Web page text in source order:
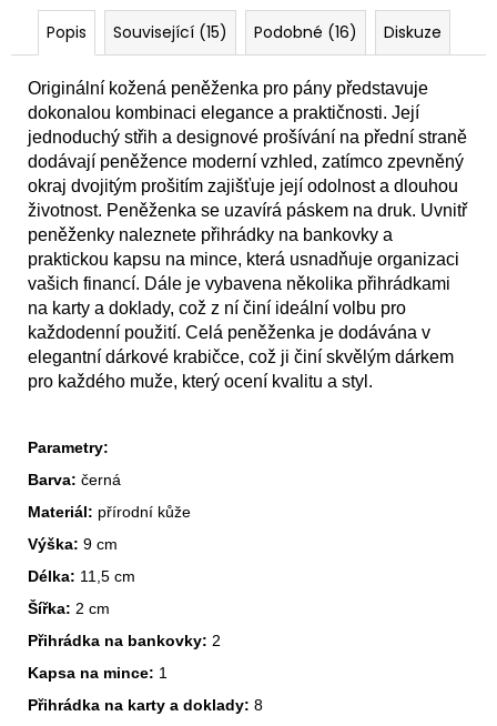
Popis Související (15) Podobné (16) Diskuze
Originální kožená peněženka pro pány představuje
dokonalou kombinaci elegance a praktičnosti. Její
jednoduchý střih a designové prošívání na přední straně
dodávají peněžence moderní vzhled, zatímco zpevněný
okraj dvojitým prošitím zajišťuje její odolnost a dlouhou
životnost. Peněženka se uzavírá páskem na druk. Uvnitř
peněženky naleznete přihrádky na bankovky a
praktickou kapsu na mince, která usnadňuje organizaci
vašich financí. Dále je vybavena několika přihrádkami
na karty a doklady, což z ní činí ideální volbu pro
každodenní použití. Celá peněženka je dodávána v
elegantní dárkové krabičce, což ji činí skvělým dárkem
pro každého muže, který ocení kvalitu a styl.
Parametry:
Barva: černá
Materiál: přírodní kůže
Výška: 9 cm
Délka: 11,5 cm
Šířka: 2 cm
Přihrádka na bankovky: 2
Kapsa na mince: 1
Přihrádka na karty a doklady: 8